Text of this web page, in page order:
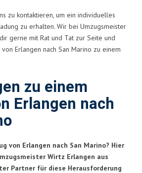
zu kontaktieren, um ein individuelles
zu erhalten. Wir bei Umzugsmeister
gerne mit Rat und Tat zur Seite und
Erlangen nach San Marino zu einem
zu einem
Erlangen nach
von Erlangen nach San Marino? Hier
Wirtz Erlangen aus
Partner für diese Herausforderung